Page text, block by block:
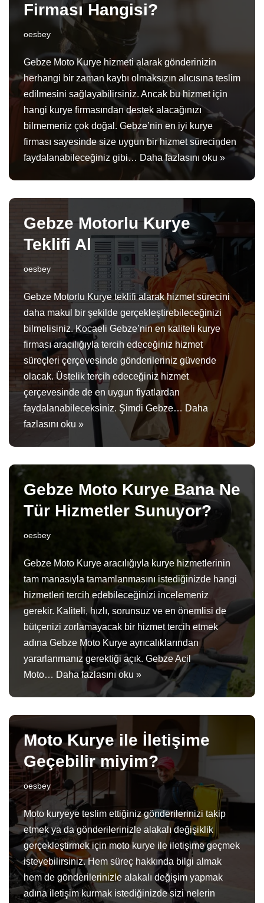
Firması Hangisi?
oesbey
Gebze Moto Kurye hizmeti alarak gönderinizin
herhangi bir zaman kaybı olmaksızın alıcısına teslim
edilmesini sağlayabilirsiniz. Ancak bu hizmet için
hangi kurye firmasından destek alacağınızı
bilmemeniz çok doğal. Gebze’nin en iyi kurye
firması sayesinde size uygun bir hizmet sürecinden
faydalanabileceğiniz gibi… Daha fazlasını oku »
Gebze Motorlu Kurye
Teklifi Al
oesbey
Gebze Motorlu Kurye teklifi alarak hizmet sürecini
daha makul bir şekilde gerçekleştirebileceğinizi
bilmelisiniz. Kocaeli Gebze’nin en kaliteli kurye
firması aracılığıyla tercih edeceğiniz hizmet
süreçleri çerçevesinde gönderileriniz güvende
olacak. Üstelik tercih edeceğiniz hizmet
çerçevesinde de en uygun fiyatlardan
faydalanabileceksiniz. Şimdi Gebze… Daha
fazlasını oku »
Gebze Moto Kurye Bana Ne
Tür Hizmetler Sunuyor?
oesbey
Gebze Moto Kurye aracılığıyla kurye hizmetlerinin
tam manasıyla tamamlanmasını istediğinizde hangi
hizmetleri tercih edebileceğinizi incelemeniz
gerekir. Kaliteli, hızlı, sorunsuz ve en önemlisi de
bütçenizi zorlamayacak bir hizmet tercih etmek
adına Gebze Moto Kurye ayrıcalıklarından
yararlanmanız gerektiği açık. Gebze Acil
Moto… Daha fazlasını oku »
Moto Kurye ile İletişime
Geçebilir miyim?
oesbey
Moto kuryeye teslim ettiğiniz gönderilerinizi takip
etmek ya da gönderilerinizle alakalı değişiklik
gerçekleştirmek için moto kurye ile iletişime geçmek
isteyebilirsiniz. Hem süreç hakkında bilgi almak
hem de gönderilerinizle alakalı değişim yapmak
adına iletişim kurmak istediğinizde sizi nelerin